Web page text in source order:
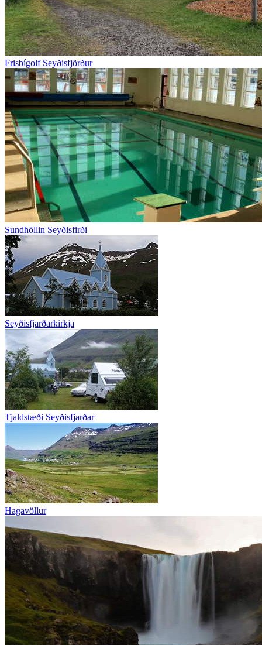
Frisbígolf Seyðisfjörður
Sundhöllin Seyðisfirði
Seyðisfjarðarkirkja
Tjaldstæði Seyðisfjarðar
Hagavöllur